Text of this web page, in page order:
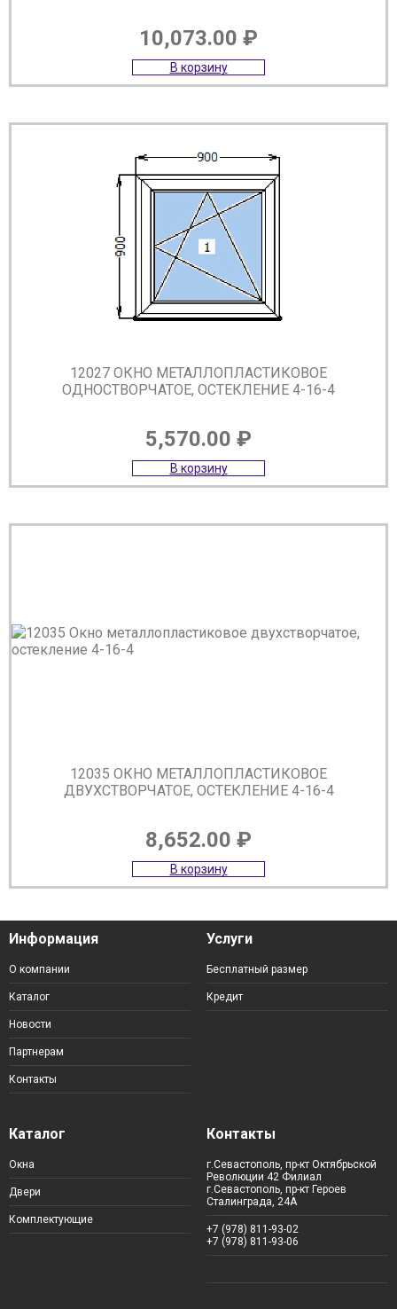
10,073.00 ₽
В корзину
12027 ОКНО МЕТАЛЛОПЛАСТИКОВОЕ
ОДНОСТВОРЧАТОЕ, ОСТЕКЛЕНИЕ 4-16-4
5,570.00 ₽
В корзину
12035 ОКНО МЕТАЛЛОПЛАСТИКОВОЕ
ДВУХСТВОРЧАТОЕ, ОСТЕКЛЕНИЕ 4-16-4
8,652.00 ₽
В корзину
Информация
О компании
Каталог
Новости
Партнерам
Контакты
Услуги
Бесплатный размер
Кредит
Каталог
Окна
Двери
Комплектующие
Контакты
г.Севастополь, пр-кт Октябрьской
Революции 42 Филиал
г.Севастополь, пр-кт Героев
Сталинграда, 24А
+7 (978) 811-93-02
+7 (978) 811-93-06